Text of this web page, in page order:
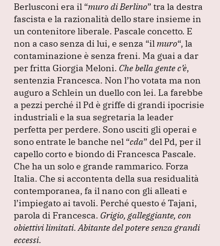
Berlusconi era il “muro di Berlino” tra la destra
fascista e la razionalità dello stare insieme in
un contenitore liberale. Pascale concetto. E
non a caso senza di lui, e senza “il muro“, la
contaminazione è senza freni. Ma guai a dar
per fritta Giorgia Meloni. Che bella gente c’è,
sentenzia Francesca. Non l’ho votata ma non
auguro a Schlein un duello con lei. La farebbe
a pezzi perché il Pd è griffe di grandi ipocrisie
industriali e la sua segretaria la leader
perfetta per perdere. Sono usciti gli operai e
sono entrate le banche nel “cda” del Pd, per il
capello corto e biondo di Francesca Pascale.
Che ha un solo e grande rammarico. Forza
Italia. Che si accontenta della sua residualità
contemporanea, fa il nano con gli alleati e
l’impiegato ai tavoli. Perché questo é Tajani,
parola di Francesca. Grigio, galleggiante, con
obiettivi limitati. Abitante del potere senza grandi
eccessi.